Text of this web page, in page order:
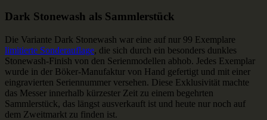
Dark Stonewash als Sammlerstück
Die Variante Dark Stonewash war eine auf nur 99 Exemplare
limitierte Sonderauflage, die sich durch ein besonders dunkles
Stonewash-Finish von den Serienmodellen abhob. Jedes Exemplar
wurde in der Böker-Manufaktur von Hand gefertigt und mit einer
eingravierten Seriennummer versehen. Diese Exklusivität machte
das Messer innerhalb kürzester Zeit zu einem begehrten
Sammlerstück, das längst ausverkauft ist und heute nur noch auf
dem Zweitmarkt zu finden ist.